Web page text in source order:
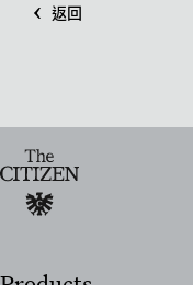
返回